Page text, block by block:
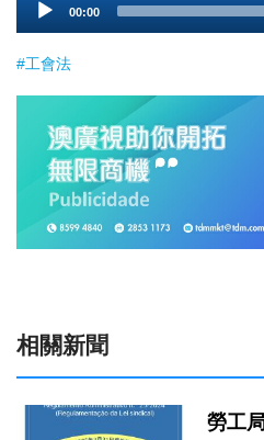
Player
00:00
#工會法
相關新聞
勞工